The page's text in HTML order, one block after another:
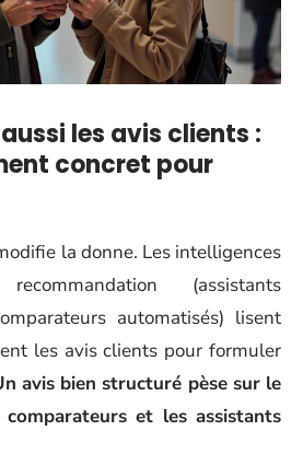
les avis clients :
concret pour
la donne. Les intelligences
(assistants
automatisés) lisent
les avis clients pour formuler
avis bien structuré pèse sur le
comparateurs et les assistants